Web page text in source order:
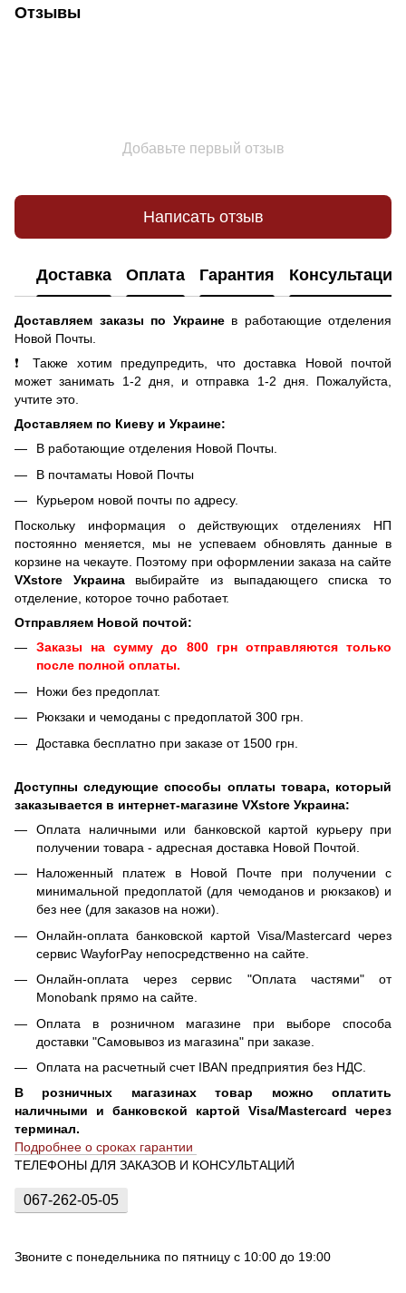
Отзывы
Добавьте первый отзыв
Написать отзыв
Доставка Оплата Гарантия Консультация
Доставляем заказы по Украине в работающие отделения
Новой Почты.
❗ Также хотим предупредить, что доставка Новой почтой
может занимать 1-2 дня, и отправка 1-2 дня. Пожалуйста,
учтите это.
Доставляем по Киеву и Украине:
В работающие отделения Новой Почты.
В почтаматы Новой Почты
Курьером новой почты по адресу.
Поскольку информация о действующих отделениях НП
постоянно меняется, мы не успеваем обновлять данные в
корзине на чекауте. Поэтому при оформлении заказа на сайте
VXstore Украинавыбирайте из выпадающего списка то
отделение, которое точно работает.
Отправляем Новой почтой:
Заказы на сумму до 800 грн отправляются только
после полной оплаты.
Ножи без предоплат.
Рюкзаки и чемоданы с предоплатой 300 грн.
Доставка бесплатно при заказе от 1500 грн.
Доступны следующие способы оплаты товара, который
заказывается в интернет-магазине VXstore Украина:
Оплата наличными или банковской картой курьеру при
получении товара - адресная доставка Новой Почтой.
Наложенный платеж в Новой Почте при получении с
минимальной предоплатой (для чемоданов и рюкзаков) и
без нее (для заказов на ножи).
Онлайн-оплата банковской картой Visa/Mastercard через
сервис WayforPay непосредственно на сайте.
Онлайн-оплата через сервис "Оплата частями" от
Monobank прямо на сайте.
Оплата в розничном магазине при выборе способа
доставки "Самовывоз из магазина" при заказе.
Оплата на расчетный счет IBAN предприятия без НДС.
В розничных магазинах товар можно оплатить
наличными и банковской картой Visa/Mastercard через
терминал.
Подробнее о сроках гарантии
ТЕЛЕФОНЫ ДЛЯ ЗАКАЗОВ И КОНСУЛЬТАЦИЙ
067-262-05-05
Звоните с понедельника по пятницу с 10:00 до 19:00